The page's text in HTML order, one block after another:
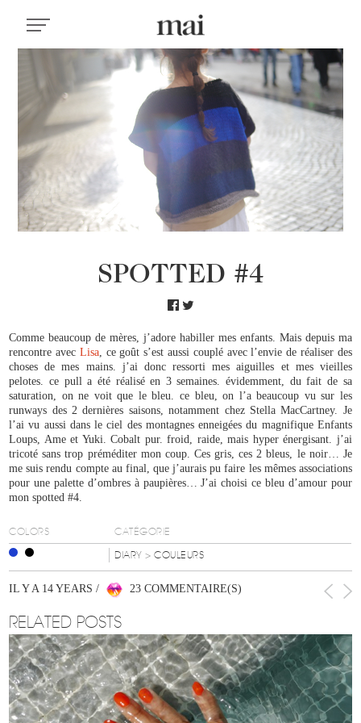
SPOTTED #4
Comme beaucoup de mères, j’adore habiller mes enfants. Mais depuis ma
rencontre avec Lisa, ce goût s’est aussi couplé avec l’envie de réaliser des
choses de mes mains. j’ai donc ressorti mes aiguilles et mes vieilles
pelotes. ce pull a été réalisé en 3 semaines. évidemment, du fait de sa
saturation, on ne voit que le bleu. ce bleu, on l’a beaucoup vu sur les
runways des 2 dernières saisons, notamment chez Stella MacCartney. Je
l’ai vu aussi dans le ciel des montagnes enneigées du magnifique Enfants
Loups, Ame et Yuki. Cobalt pur. froid, raide, mais hyper énergisant. j’ai
tricoté sans trop préméditer mon coup. Ces gris, ces 2 bleus, le noir… Je
me suis rendu compte au final, que j’aurais pu faire les mêmes associations
pour une palette d’ombres à paupières… J’ai choisi ce bleu d’amour pour
mon spotted #4.
COLORS CATÉGORIE
DIARY> COULEURS
IL Y A 14 YEARS / 23 COMMENTAIRE(S)
RELATED POSTS